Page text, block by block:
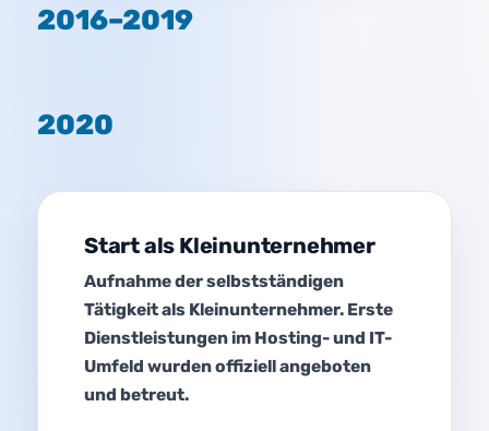
2016–2019
2020
Start als Kleinunternehmer
Aufnahme der selbstständigen
Tätigkeit als Kleinunternehmer. Erste
Dienstleistungen im Hosting- und IT-
Umfeld wurden offiziell angeboten
und betreut.